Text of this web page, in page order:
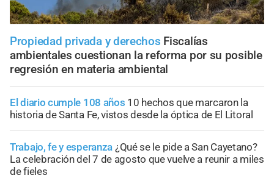
Propiedad privada y derechos Fiscalías
ambientales cuestionan la reforma por su posible
regresión en materia ambiental
El diario cumple 108 años 10 hechos que marcaron la
historia de Santa Fe, vistos desde la óptica de El Litoral
Trabajo, fe y esperanza ¿Qué se le pide a San Cayetano?
La celebración del 7 de agosto que vuelve a reunir a miles
de fieles